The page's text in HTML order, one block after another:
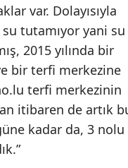
var. Dolayısıyla
tutamıyor yani su
2015 yılında bir
bir terfi merkezine
terfi merkezinin
itibaren de artık
kadar da, 3 nolu